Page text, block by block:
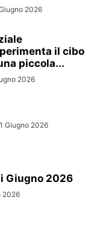
2026
il cibo
piccola...
2026
1 Giugno 2026
Giugno 2026
2026